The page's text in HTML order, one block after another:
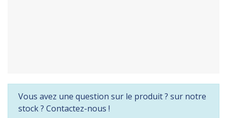
Vous avez une question sur le produit ? sur notre
stock ? Contactez-nous !